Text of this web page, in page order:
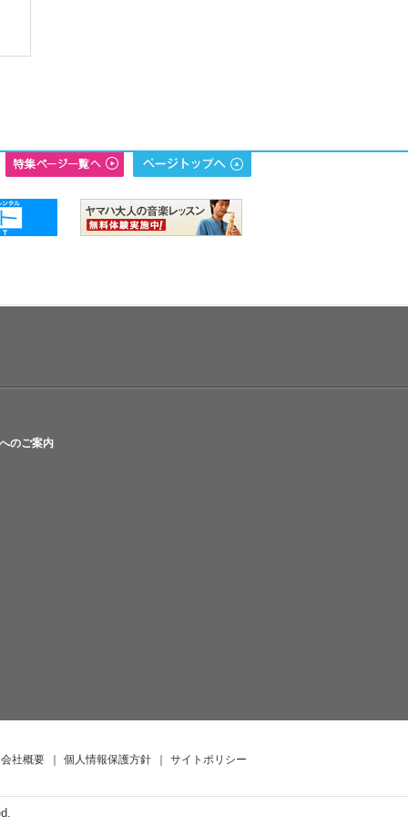
のご案内
会社概要 ｜ 個人情報保護方針 ｜ サイトポリシー